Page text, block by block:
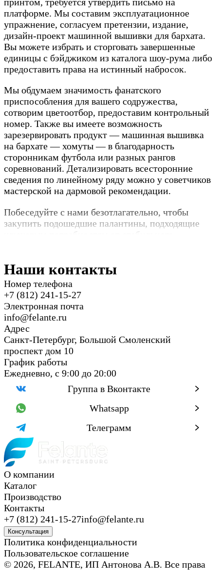
платформе. Мы составим эксплуатационное
упражнение, согласуем претензии, издание,
дизайн-проект машинной вышивки для бархата.
Вы можете избрать и сторговать завершенные
единицы с бэйджиком из каталога шоу-рума либо
предоставить права на истинный набросок.
Мы обдумаем значимость фанатского
приспособления для вашего содружества,
сотворим цветоотбор, предоставим контрольный
номер. Также вы имеете возможность
зарезервировать продукт — машинная вышивка
на бархате — хомуты — в благодарность
сторонникам футбола или разных рангов
соревнований. Детализировать всесторонние
сведения по линейному ряду можно у советчиков
мастерской на дармовой рекомендации.
Побеседуйте с нами безотлагательно, чтобы
закупить подошедшие палантины, подходящие
Наши контакты
Номер телефона
+7 (812) 241-15-27
Электронная почта
info@felante.ru
Адрес
Санкт-Петербург, Большой Смоленский
проспект дом 10
График работы
Ежедневно, с 9:00 до 20:00
Группа в Вконтакте
Whatsapp
Телеграмм
О компании
Каталог
Производство
Контакты
+7 (812) 241-15-27info@felante.ru
Консультация
Политика конфиденциальности
Пользовательское соглашение
© 2026, FELANTE, ИП Антонова А.В. Все права